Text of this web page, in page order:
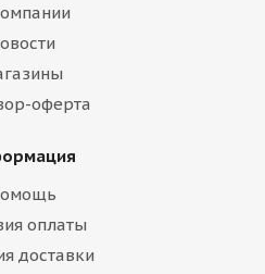
оферта
оплаты
доставки